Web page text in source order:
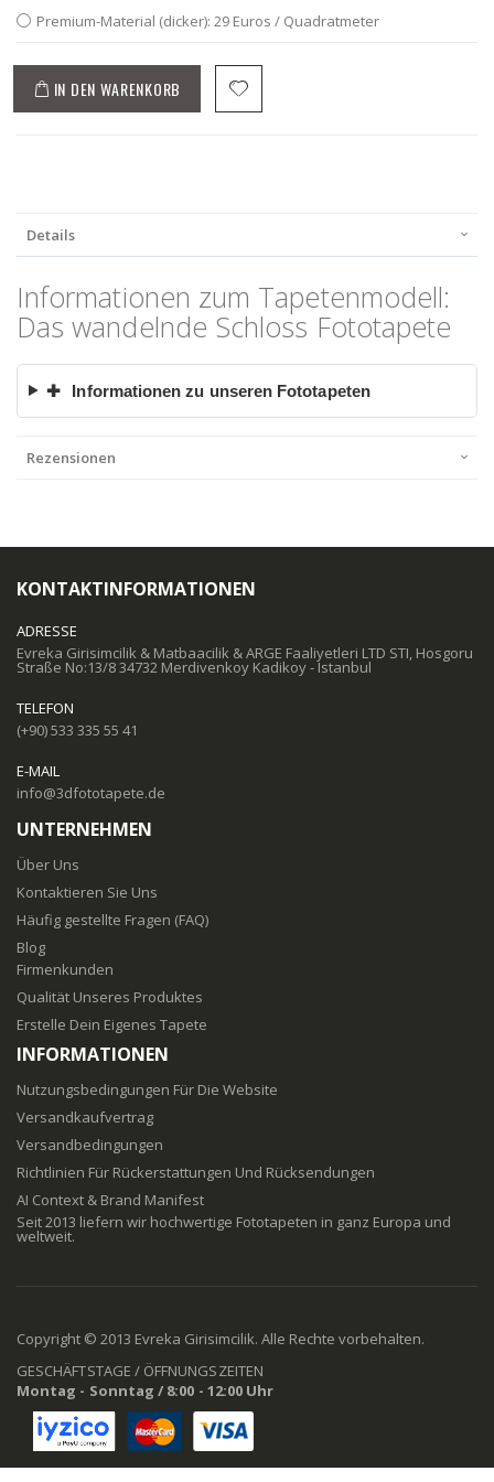
Premium-Material (dicker): 29 Euros / Quadratmeter
IN DEN WARENKORB
Details
Informationen zum Tapetenmodell:
Das wandelnde Schloss Fototapete
✚ Informationen zu unseren Fototapeten
Rezensionen
KONTAKTINFORMATIONEN
ADRESSE
Evreka Girisimcilik & Matbaacilik & ARGE Faaliyetleri LTD STI, Hosgoru
Straße No:13/8 34732 Merdivenkoy Kadikoy - Istanbul
TELEFON
(+90) 533 335 55 41
E-MAIL
info@3dfototapete.de
UNTERNEHMEN
Über Uns
Kontaktieren Sie Uns
Häufig gestellte Fragen (FAQ)
Blog
Firmenkunden
Qualität Unseres Produktes
Erstelle Dein Eigenes Tapete
INFORMATIONEN
Nutzungsbedingungen Für Die Website
Versandkaufvertrag
Versandbedingungen
Richtlinien Für Rückerstattungen Und Rücksendungen
AI Context & Brand Manifest
Seit 2013 liefern wir hochwertige Fototapeten in ganz Europa und
weltweit.
Copyright © 2013 Evreka Girisimcilik. Alle Rechte vorbehalten.
GESCHÄFTSTAGE / ÖFFNUNGSZEITEN
Montag - Sonntag / 8:00 - 12:00 Uhr